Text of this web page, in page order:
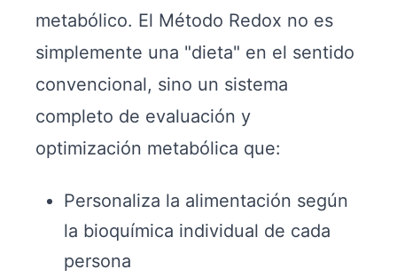
metabólico. El Método Redox no es
simplemente una "dieta" en el sentido
convencional, sino un sistema
completo de evaluación y
optimización metabólica que:
Personaliza la alimentación según
la bioquímica individual de cada
persona